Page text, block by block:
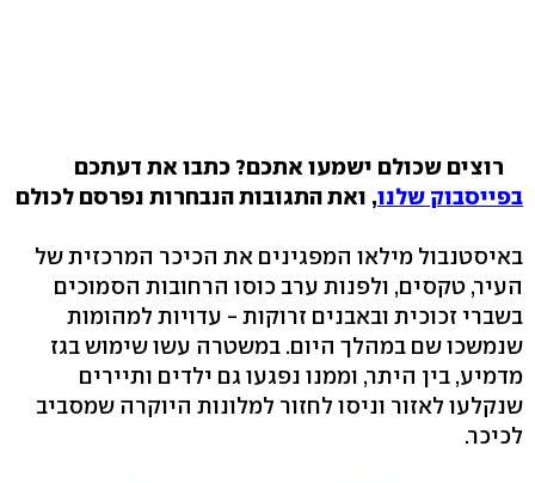
רוצים שכולם ישמעו אתכם? כתבו את דעתכם
בפייסבוק שלנו, ואת התגובות הנבחרות נפרסם לכולם
באיסטנבול מילאו המפגינים את הכיכר המרכזית של
העיר, טקסים, ולפנות ערב כוסו הרחובות הסמוכים
בשברי זכוכית ובאבנים זרוקות - עדויות למהומות
שנמשכו שם במהלך היום. במשטרה עשו שימוש בגז
מדמיע, בין היתר, וממנו נפגעו גם ילדים ותיירים
שנקלעו לאזור וניסו לחזור למלונות היוקרה שמסביב
לכיכר.